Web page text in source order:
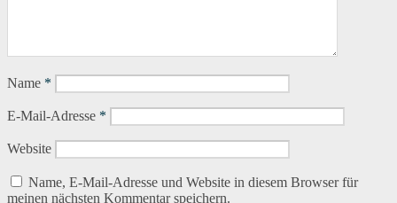
Name *
E-Mail-Adresse *
Website
Name, E-Mail-Adresse und Website in diesem Browser für
meinen nächsten Kommentar speichern.